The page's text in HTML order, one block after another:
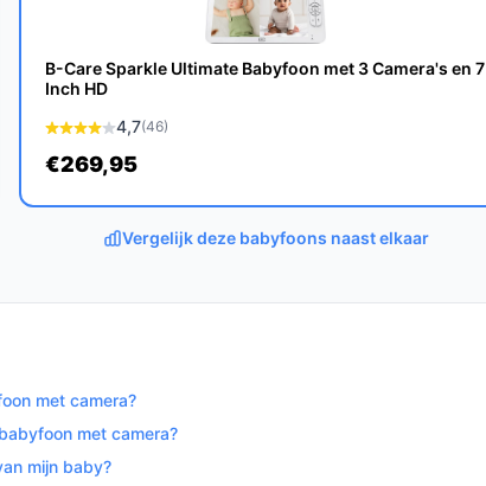
van gebruiksgemak, beeldkwaliteit en
andere modellen in de markt.
en gebruiksvriendelijke oplossing
beelden, een handige
camera's te koppelen, is dit een slimme
B-Care Sparkle Ultimate Babyfoon met 3 Camera's en 7
Inch HD
4,7(46)
€269,95
Vergelijk deze babyfoons naast elkaar
met camera?
met camera?
mijn baby?